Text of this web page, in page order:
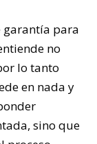
garantía para
no
lo tanto
en nada y
sino que